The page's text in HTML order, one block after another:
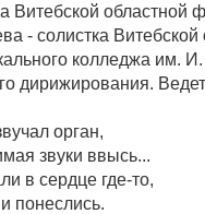
Витебской областной
- солистка
колледжа им.
дирижирования.
орган,
звуки ввысь...
в сердце где-то,
понеслись.